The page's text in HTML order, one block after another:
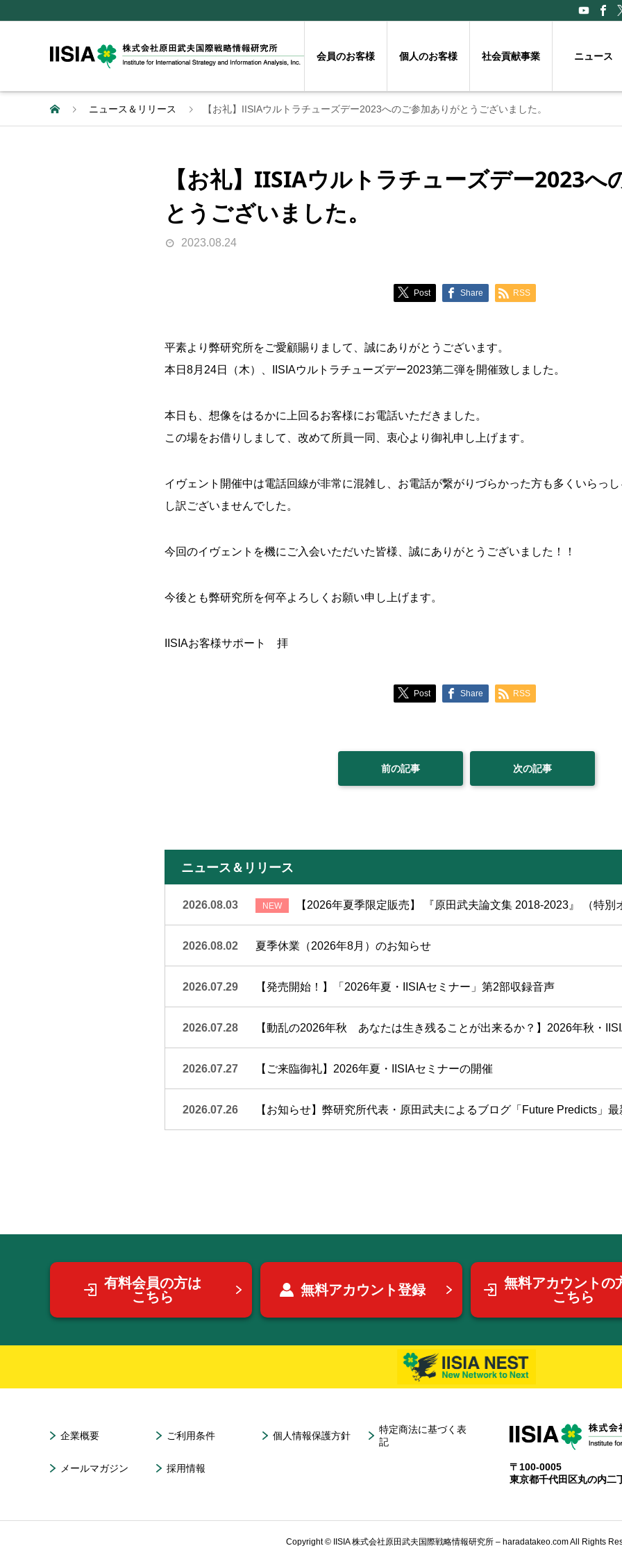
会員のお客様 個人のお客様 社会貢献事業 ニュース
ニュース＆リリース 【お礼】IISIAウルトラチューズデー2023へのご参加ありがとうございました。
【お礼】IISIAウルトラチューズデー2023へ
とうございました。
2023.08.24
Post Share RSS
平素より弊研究所をご愛顧賜りまして、誠にありがとうございます。
本日8月24日（木）、IISIAウルトラチューズデー2023第二弾を開催致しました。
本日も、想像をはるかに上回るお客様にお電話いただきました。
この場をお借りしまして、改めて所員一同、衷心より御礼申し上げます。
イヴェント開催中は電話回線が非常に混雑し、お電話が繋がりづらかった方も多くいらっ
し訳ございませんでした。
今回のイヴェントを機にご入会いただいた皆様、誠にありがとうございました！！
今後とも弊研究所を何卒よろしくお願い申し上げます。
IISIAお客様サポート 拝
Post Share RSS
前の記事 次の記事
ニュース＆リリース
2026.08.03 【2026年夏季限定販売】 『原田武夫論文集 2018-2023』 （特別
2026.08.02 夏季休業（2026年8月）のお知らせ
2026.07.29 【発売開始！】「2026年夏・IISIAセミナー」第2部収録音声
2026.07.28 【動乱の2026年秋 あなたは生き残ることが出来るか？】2026年秋・
2026.07.27 【ご来臨御礼】2026年夏・IISIAセミナーの開催
2026.07.26 【お知らせ】弊研究所代表・原田武夫によるブログ「Future Predicts」最
有料会員の方は
こちら
無料アカウント登録
無料アカウントの
こちら
企業概要 ご利用条件 個人情報保護方針
特定商法に基づく表
記
メールマガジン 採用情報
〒100-0005
東京都千代田区丸の内二
Copyright © IISIA 株式会社原田武夫国際戦略情報研究所 – haradatakeo.com All Rights